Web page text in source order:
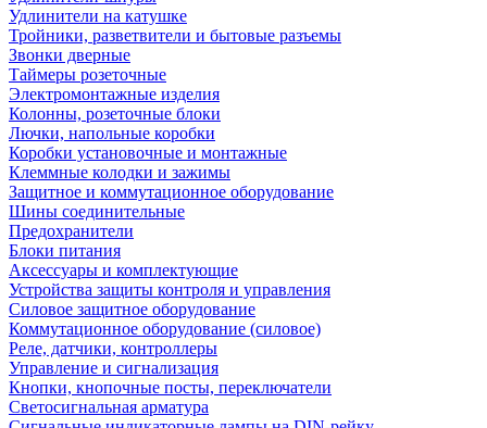
Удлинители на катушке
Тройники, разветвители и бытовые разъемы
Звонки дверные
Таймеры розеточные
Электромонтажные изделия
Колонны, розеточные блоки
Лючки, напольные коробки
Коробки установочные и монтажные
Клеммные колодки и зажимы
Защитное и коммутационное оборудование
Шины соединительные
Предохранители
Блоки питания
Аксессуары и комплектующие
Устройства защиты контроля и управления
Силовое защитное оборудование
Коммутационное оборудование (силовое)
Реле, датчики, контроллеры
Управление и сигнализация
Кнопки, кнопочные посты, переключатели
Светосигнальная арматура